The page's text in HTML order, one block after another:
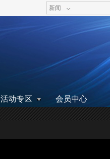
新闻
活动专区 会员中心